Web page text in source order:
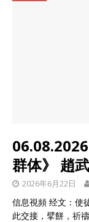
群体》 趙
2026年6月22日
信息視頻 经文：使
此交接，擘餅，祈